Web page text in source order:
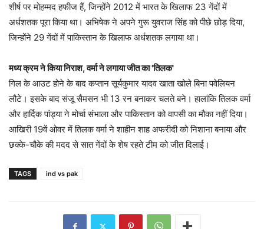
शीर्ष पर मोहम्मद हफीज हैं, जिन्होंने 2012 में भारत के खिलाफ 23 गेंदों में
अर्धशतक पूरा किया था। अभिषेक ने अपने गुरू युवराज सिंह को पीछे छोड़ दिया,
जिन्होंने 29 गेंदों में पाकिस्तान के खिलाफ अर्धशतक लगाया था।
मध्य क्रम ने किया निराश, वर्मा ने लगाया जीत का 'तिलक'
गिल के आउट होने के बाद कप्तान सूर्यकुमार यादव खाता खोले बिना पवेलियन
लौटे। इसके बाद संजू सैमसन भी 13 रन बनाकर चलते बने। हालांकि तिलक वर्मा
और हार्दिक पांड्या ने मोर्चा संभाला और पाकिस्तान को वापसी का मौका नहीं दिया।
आखिरी 19वें ओवर में तिलक वर्मा ने शाहीन शाह अफरीदी को निशाना बनाया और
छक्के-चौके की मदद से सात गेंदों के शेष रहते टीम को जीत दिलाई।
TAGS ind vs pak